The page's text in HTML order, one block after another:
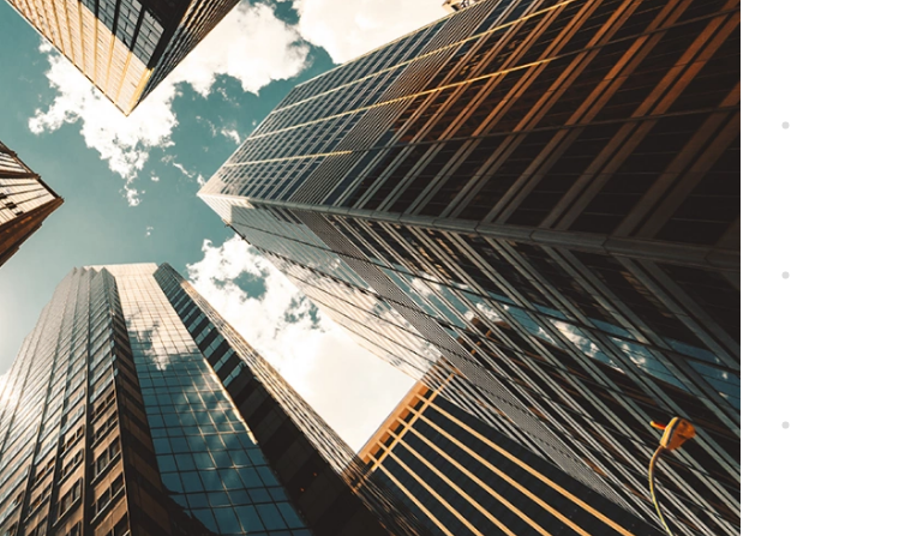
Россия, 123112, Москва,
Пресненская наб., 8, стр.1, БК "Город столиц" в
ММДЦ Москва Сити